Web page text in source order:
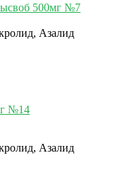
500мг №7
Азалид
Азалид